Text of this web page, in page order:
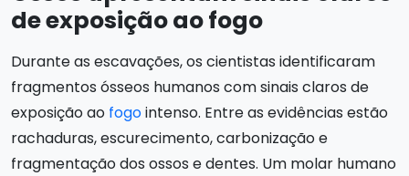
de exposição ao fogo
Durante as escavações, os cientistas identificaram
fragmentos ósseos humanos com sinais claros de
exposição ao fogointenso. Entre as evidências estão
rachaduras, escurecimento, carbonização e
fragmentação dos ossos e dentes. Um molar humano